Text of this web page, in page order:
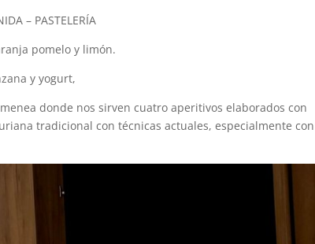
– PASTELERÍA
pomelo y limón.
y yogurt,
donde nos sirven cuatro aperitivos elaborados con
tradicional con técnicas actuales, especialmente